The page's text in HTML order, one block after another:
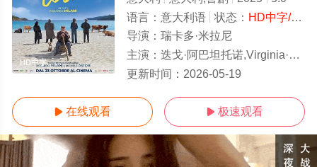
HD中字
语言： 意大利语 状态： HD中字/高清
导演： 瑞卡多·米拉尼
主演： 迭戈·阿巴坦托诺,Virginia·Raffaele,Aldo·Baglio,Ignazio·Mulas
更新时间： 2026-05-19
 在线观看  极速观看